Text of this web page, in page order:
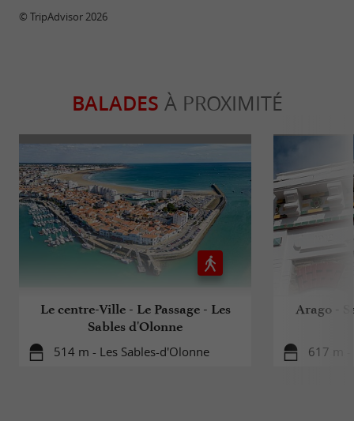
© TripAdvisor 2026
BALADES À PROXIMITÉ
Le centre-Ville - Le Passage - Les
Sables d'Olonne
514 m - Les Sables-d'Olonne
Arago -
617 m -